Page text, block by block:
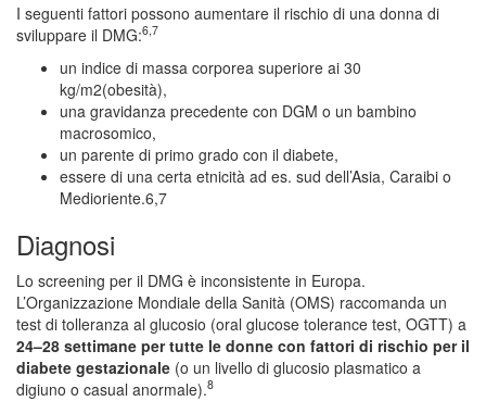
I seguenti fattori possono aumentare il rischio di una donna di
sviluppare il DMG:6,7
un indice di massa corporea superiore ai 30
kg/m2(obesità),
una gravidanza precedente con DGM o un bambino
macrosomico,
un parente di primo grado con il diabete,
essere di una certa etnicità ad es. sud dell’Asia, Caraibi o
Medioriente.6,7
Diagnosi
Lo screening per il DMG è inconsistente in Europa.
L’Organizzazione Mondiale della Sanità (OMS) raccomanda un
test di tolleranza al glucosio (oral glucose tolerance test, OGTT) a
24–28 settimane per tutte le donne con fattori di rischio per il
diabete gestazionale (o un livello di glucosio plasmatico a
digiuno o casual anormale).8